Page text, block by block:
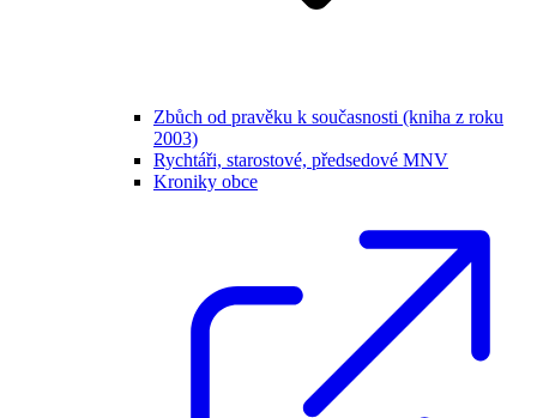
Zbůch od pravěku k současnosti (kniha z roku
2003)
Rychtáři, starostové, předsedové MNV
Kroniky obce